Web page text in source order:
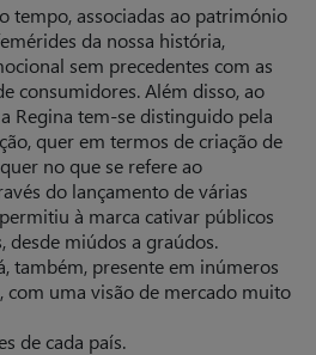
tempo, associadas ao património
da nossa história,
sem precedentes com as
consumidores. Além disso, ao
Regina tem-se distinguido pela
quer em termos de criação de
no que se refere ao
do lançamento de várias
à marca cativar públicos
desde miúdos a graúdos.
também, presente em inúmeros
com uma visão de mercado muito
de cada país.